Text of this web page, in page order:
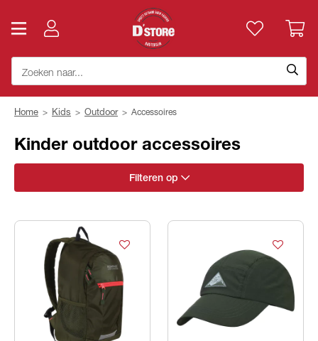
Home > Kids > Outdoor > Accessoires
Kinder outdoor accessoires
Filteren op
Categorie